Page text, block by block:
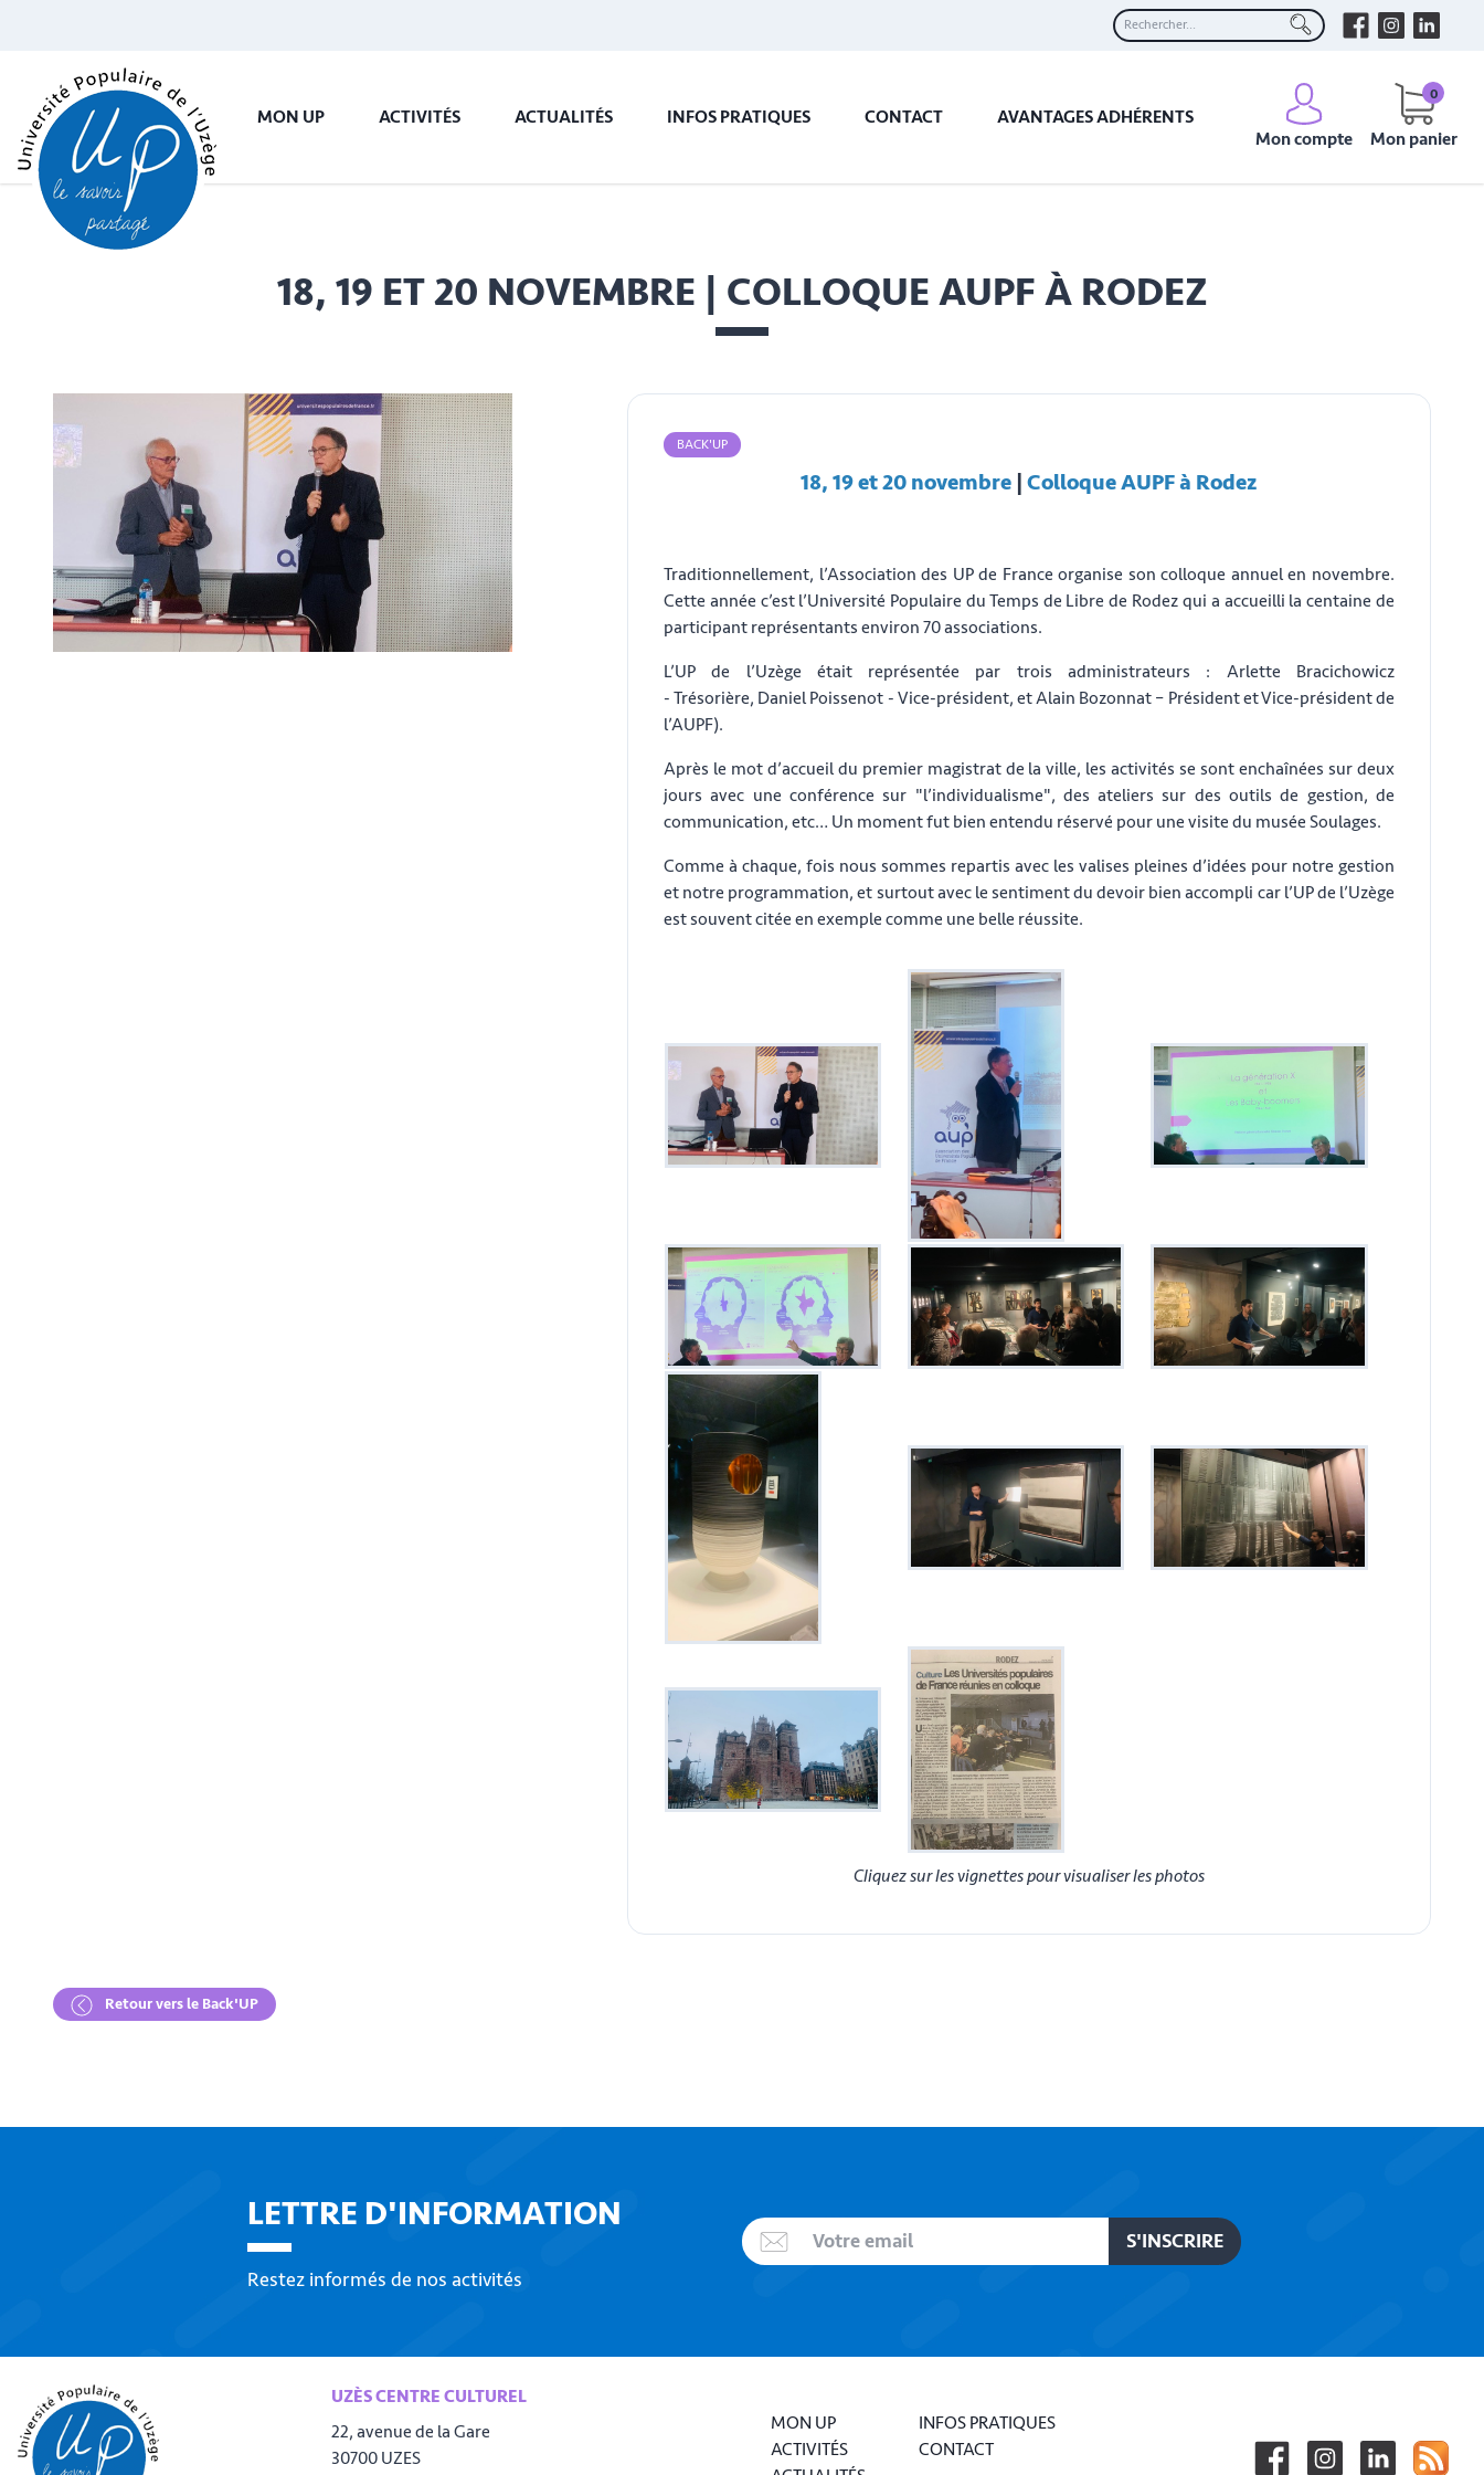
MON UP ACTIVITÉS ACTUALITÉS INFOS PRATIQUES CONTACT
AVANTAGES ADHÉRENTS
Mon compte
Mon panier
0
18, 19 ET 20 NOVEMBRE | COLLOQUE AUPF À RODEZ
BACK'UP
18, 19 et 20 novembre |Colloque AUPF à Rodez
Traditionnellement, l’Association des UP de France organise son colloque annuel en novembre.
Cette année c’est l’Université Populaire du Temps de Libre de Rodez qui a accueilli la centaine de
participant représentants environ 70 associations.
L’UP de l’Uzège était représentée par trois administrateurs : Arlette Bracichowicz
- Trésorière, Daniel Poissenot - Vice-président, et Alain Bozonnat – Président et Vice-président de
l’AUPF).
Après le mot d’accueil du premier magistrat de la ville, les activités se sont enchaînées sur deux
jours avec une conférence sur "l’individualisme", des ateliers sur des outils de gestion, de
communication, etc… Un moment fut bien entendu réservé pour une visite du musée Soulages.
Comme à chaque, fois nous sommes repartis avec les valises pleines d’idées pour notre gestion
et notre programmation, et surtout avec le sentiment du devoir bien accompli car l’UP de l’Uzège
est souvent citée en exemple comme une belle réussite.
Cliquez sur les vignettes pour visualiser les photos
Retour vers le Back'UP
LETTRE D'INFORMATION
Restez informés de nos activités
UZÈS CENTRE CULTUREL
22, avenue de la Gare
30700 UZES
MON UP
ACTIVITÉS
INFOS PRATIQUES
CONTACT